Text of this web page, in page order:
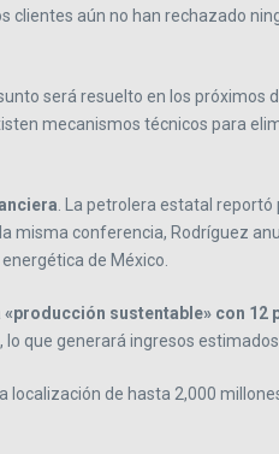
aún no han rechazado
será resuelto en los próximos
mecanismos técnicos para
. La petrolera estatal
conferencia, Rodríguez
de México.
sustentable» con
que generará ingresos
de hasta 2,000